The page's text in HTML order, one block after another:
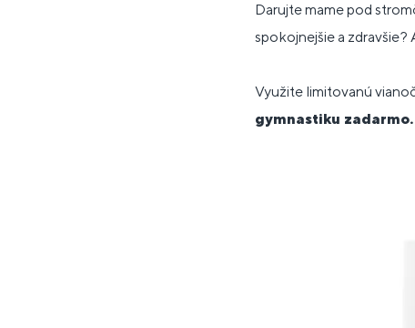
Darujte mame pod
spokojnejšie a zdravšie?
Využite limitovanú
gymnastiku zadarmo.